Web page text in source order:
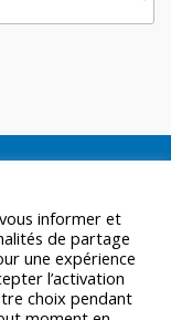
informer et
de partage
une expérience
l’activation
choix pendant